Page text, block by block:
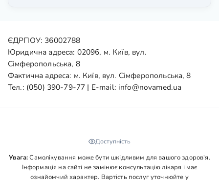
ЄДРПОУ: 36002788
Юридична адреса: 02096, м. Київ, вул.
Сімферопольська, 8
Фактична адреса: м. Київ, вул. Сімферопольська, 8
Тел.: (050) 390-79-77 | E-mail: info@novamed.ua
Доступність
Увага:Самолікування може бути шкідливим для вашого здоров'я.
Інформація на сайті не замінює консультацію лікаря і має
ознайомчий характер. Вартість послуг уточнюйте у